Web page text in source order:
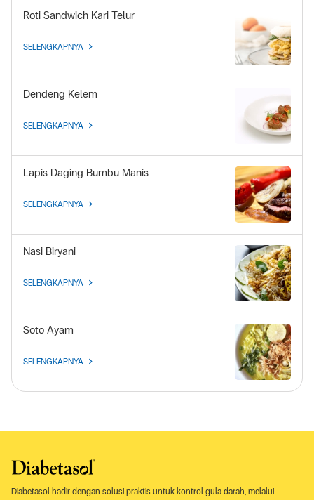
Roti Sandwich Kari Telur
SELENGKAPNYA
Dendeng Kelem
SELENGKAPNYA
Lapis Daging Bumbu Manis
SELENGKAPNYA
Nasi Biryani
SELENGKAPNYA
Soto Ayam
SELENGKAPNYA
Diabetasol hadir dengan solusi praktis untuk kontrol gula darah, melalui